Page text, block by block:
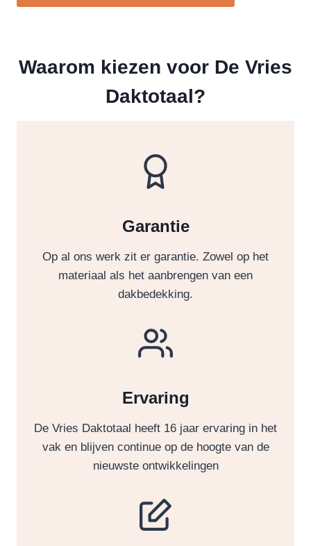
Waarom kiezen voor De Vries
Daktotaal?
Garantie
Op al ons werk zit er garantie. Zowel op het
materiaal als het aanbrengen van een
dakbedekking.
Ervaring
De Vries Daktotaal heeft 16 jaar ervaring in het
vak en blijven continue op de hoogte van de
nieuwste ontwikkelingen